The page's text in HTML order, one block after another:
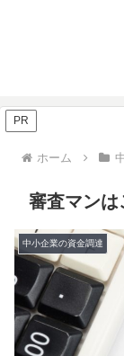
PR
ホーム
審査マンは
中小企業の資金調達